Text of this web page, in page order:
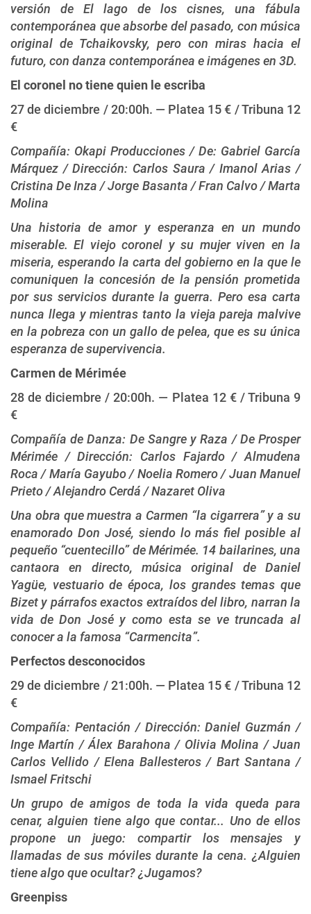
versión de El lago de los cisnes, una fábula
contemporánea que absorbe del pasado, con música
original de Tchaikovsky, pero con miras hacia el
futuro, con danza contemporánea e imágenes en 3D.
El coronel no tiene quien le escriba
27 de diciembre / 20:00h. — Platea 15 € / Tribuna 12
€
Compañía: Okapi Producciones / De: Gabriel García
Márquez / Dirección: Carlos Saura / Imanol Arias /
Cristina De Inza / Jorge Basanta / Fran Calvo / Marta
Molina
Una historia de amor y esperanza en un mundo
miserable. El viejo coronel y su mujer viven en la
miseria, esperando la carta del gobierno en la que le
comuniquen la concesión de la pensión prometida
por sus servicios durante la guerra. Pero esa carta
nunca llega y mientras tanto la vieja pareja malvive
en la pobreza con un gallo de pelea, que es su única
esperanza de supervivencia.
Carmen de Mérimée
28 de diciembre / 20:00h. — Platea 12 € / Tribuna 9
€
Compañía de Danza: De Sangre y Raza / De Prosper
Mérimée / Dirección: Carlos Fajardo / Almudena
Roca / María Gayubo / Noelia Romero / Juan Manuel
Prieto / Alejandro Cerdá / Nazaret Oliva
Una obra que muestra a Carmen “la cigarrera” y a su
enamorado Don José, siendo lo más fiel posible al
pequeño “cuentecillo” de Mérimée. 14 bailarines, una
cantaora en directo, música original de Daniel
Yagüe, vestuario de época, los grandes temas que
Bizet y párrafos exactos extraídos del libro, narran la
vida de Don José y como esta se ve truncada al
conocer a la famosa “Carmencita”.
Perfectos desconocidos
29 de diciembre / 21:00h. — Platea 15 € / Tribuna 12
€
Compañía: Pentación / Dirección: Daniel Guzmán /
Inge Martín / Álex Barahona / Olivia Molina / Juan
Carlos Vellido / Elena Ballesteros / Bart Santana /
Ismael Fritschi
Un grupo de amigos de toda la vida queda para
cenar, alguien tiene algo que contar... Uno de ellos
propone un juego: compartir los mensajes y
llamadas de sus móviles durante la cena. ¿Alguien
tiene algo que ocultar? ¿Jugamos?
Greenpiss